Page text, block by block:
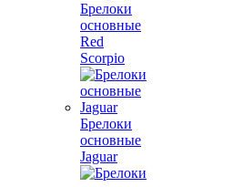
Брелоки
основные
Red
Scorpio
Брелоки
основные
Jaguar